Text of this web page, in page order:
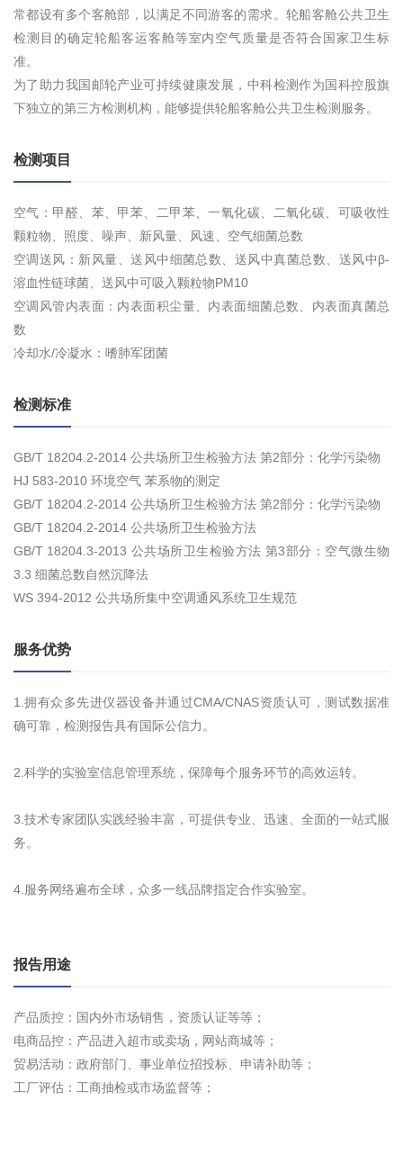
常都设有多个客舱部，以满足不同游客的需求。轮船客舱公共卫生
检测目的确定轮船客运客舱等室内空气质量是否符合国家卫生标
准。
为了助力我国邮轮产业可持续健康发展，中科检测作为国科控股旗
下独立的第三方检测机构，能够提供轮船客舱公共卫生检测服务。
检测项目
空气：甲醛、苯、甲苯、二甲苯、一氧化碳、二氧化碳、可吸收性
颗粒物、照度、噪声、新风量、风速、空气细菌总数
空调送风：新风量、送风中细菌总数、送风中真菌总数、送风中β-
溶血性链球菌、送风中可吸入颗粒物PM10
空调风管内表面：内表面积尘量、内表面细菌总数、内表面真菌总
数
冷却水/冷凝水：嗜肺军团菌
检测标准
GB/T 18204.2-2014 公共场所卫生检验方法 第2部分：化学污染物
HJ 583-2010 环境空气 苯系物的测定
GB/T 18204.2-2014 公共场所卫生检验方法 第2部分：化学污染物
GB/T 18204.2-2014 公共场所卫生检验方法
GB/T 18204.3-2013 公共场所卫生检验方法 第3部分：空气微生物
3.3 细菌总数自然沉降法
WS 394-2012 公共场所集中空调通风系统卫生规范
服务优势
1.拥有众多先进仪器设备并通过CMA/CNAS资质认可，测试数据准
确可靠，检测报告具有国际公信力。
2.科学的实验室信息管理系统，保障每个服务环节的高效运转。
3.技术专家团队实践经验丰富，可提供专业、迅速、全面的一站式服
务。
4.服务网络遍布全球，众多一线品牌指定合作实验室。
报告用途
产品质控：国内外市场销售，资质认证等等；
电商品控：产品进入超市或卖场，网站商城等；
贸易活动：政府部门、事业单位招投标、申请补助等；
工厂评估：工商抽检或市场监督等；